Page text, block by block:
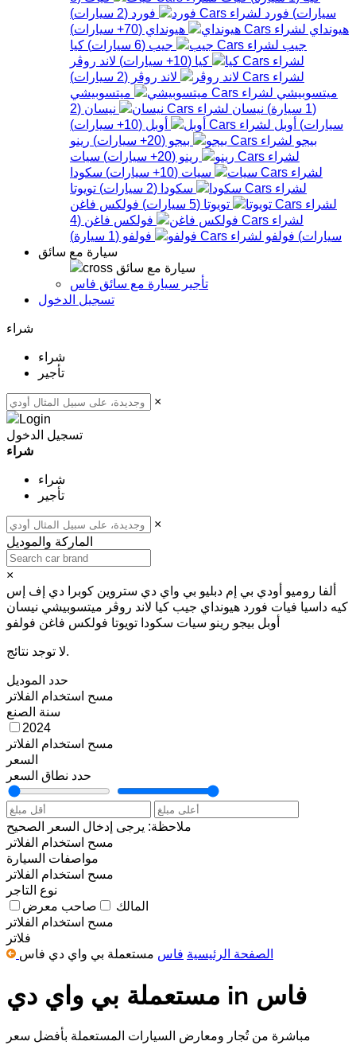
سيارات) فورد فورد (
2 سيارات)
هيونداي
هيونداي (
70+ سيارات)
جيب
جيب (
6 سيارات) كيا
كيا (
10+ سيارات) لاند روڤر
لاند روڤر (
2 سيارات)
ميتسوبيشي
ميتسوبيشي
(
1 سيارة) نيسان نيسان (
2
سيارات) أوبل أوبل (
10+ سيارات)
بيجو
بيجو (
20+ سيارات) رينو
رينو (
20+ سيارات) سيات
سيات (
10+ سيارات) سكودا
سكودا (
2 سيارات) تويوتا
تويوتا (
5 سيارات) فولكس فاغن
فولكس فاغن (
4
سيارات) فولفو فولفو (
1 سيارة)
سيارة مع سائق
سيارة مع سائق
تأجير سيارة مع سائق فاس
تسجيل الدخول
شراء
شراء
تأجير
×
تسجيل الدخول
شراء
شراء
تأجير
×
الماركة والموديل
×
ألفا روميو أودي بي إم دبليو بي واي دي ستروين كوبرا دي إف إس
كيه داسيا فيات فورد هيونداي جيب كيا لاند روڤر ميتسوبيشي نيسان
أوبل بيجو رينو سيات سكودا تويوتا فولكس فاغن فولفو
لا توجد نتائج.
حدد الموديل
مسح استخدام الفلاتر
سنة الصنع
2024
مسح استخدام الفلاتر
السعر
حدد نطاق السعر
ملاحظة: يرجى إدخال السعر الصحيح
مسح استخدام الفلاتر
مواصفات السيارة
مسح استخدام الفلاتر
نوع التاجر
المالك
صاحب معرض
مسح استخدام الفلاتر
فلاتر
الصفحة الرئيسية فاس مستعملة بي واي دي فاس
مستعملة بي واي دي in فاس
مباشرة من تُجار ومعارض السيارات المستعملة بأفضل سعر